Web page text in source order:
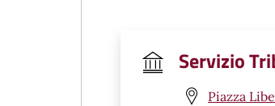
Servizio
Piazza